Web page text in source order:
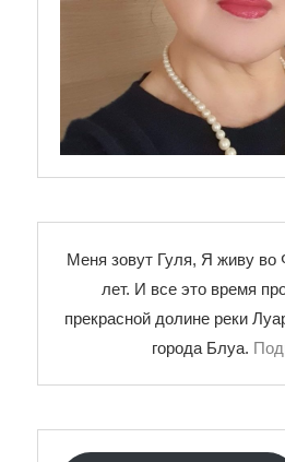
Меня зовут Гуля, Я живу во
лет. И все это время
прекрасной долине реки
города Блуа.